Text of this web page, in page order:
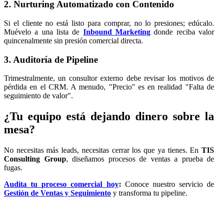
2. Nurturing Automatizado con Contenido
Si el cliente no está listo para comprar, no lo presiones; edúcalo.
Muévelo a una lista de Inbound Marketing donde reciba valor
quincenalmente sin presión comercial directa.
3. Auditoría de Pipeline
Trimestralmente, un consultor externo debe revisar los motivos de
pérdida en el CRM. A menudo, "Precio" es en realidad "Falta de
seguimiento de valor".
¿Tu equipo está dejando dinero sobre la
mesa?
No necesitas más leads, necesitas cerrar los que ya tienes. En TIS
Consulting Group, diseñamos procesos de ventas a prueba de
fugas.
Audita tu proceso comercial hoy: Conoce nuestro servicio de
Gestión de Ventas y Seguimiento y transforma tu pipeline.